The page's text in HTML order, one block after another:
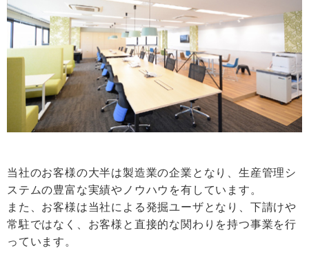
当社のお客様の大半は製造業の企業となり、生産管理シ
ステムの豊富な実績やノウハウを有しています。
また、お客様は当社による発掘ユーザとなり、下請けや
常駐ではなく、お客様と直接的な関わりを持つ事業を行
っています。